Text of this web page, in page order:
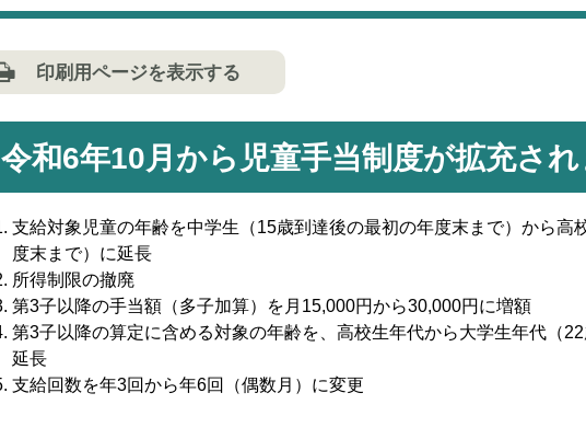
印刷用ページを表示する
令和6年10月から児童手当制度が拡充さ
支給対象児童の年齢を中学生（15歳到達後の最初の年度末まで）から高
度末まで）に延長
所得制限の撤廃
第3子以降の手当額（多子加算）を月15,000円から30,000円に増額
第3子以降の算定に含める対象の年齢を、高校生年代から大学生年代（
延長
支給回数を年3回から年6回（偶数月）に変更